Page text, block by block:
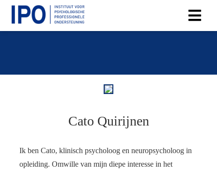
Cato Quirijnen
Ik ben Cato, klinisch psycholoog en neuropsycholoog in
opleiding. Omwille van mijn diepe interesse in het